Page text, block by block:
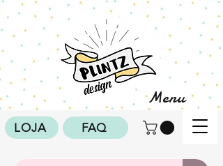
LOJA FAQ
Menu